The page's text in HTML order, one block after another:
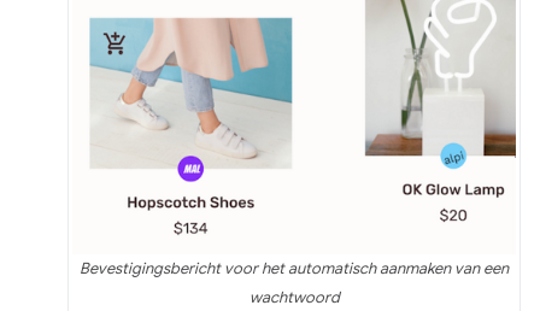
Bevestigingsbericht voor het automatisch aanmaken van een
wachtwoord